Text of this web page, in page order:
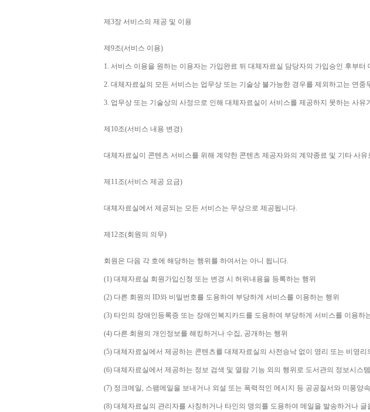
제 3장 서비스의 제공 및 이용
제 9조(서비스 이용)
1. 서비스 이용을 원하는 이용자는 가입완료 뒤 대체자료실 담당자의 가입승인 후부
2. 대체자료실의 모든 서비스는 업무상 또는 기술상 불가능한 경우를 제외하고는 연중
3. 업무상 또는 기술상의 사정으로 인해 대체자료실이 서비스를 제공하지 못하는 사유
제 10조(서비스 내용 변경)
대체자료실이 콘텐츠 서비스를 위해 계약한 콘텐츠 제공자와의 계약종료 및 기타 사
제 11조(서비스 제공 요금)
대체자료실에서 제공되는 모든 서비스는 무상으로 제공됩니다.
제 12조(회원의 의무)
회원은 다음 각 호에 해당하는 행위를 하여서는 아니 됩니다.
(1) 대체자료실 회원가입신청 또는 변경 시 허위내용을 등록하는 행위
(2) 다른 회원의 ID와 비밀번호를 도용하여 부당하게 서비스를 이용하는 행위
(3) 타인의 장애인등록증 또는 장애인복지카드를 도용하여 부당하게 서비스를 이용하
(4) 다른 회원의 개인정보를 해킹하거나 수집, 공개하는 행위
(5) 대체자료실에서 제공하는 콘텐츠를 대체자료실의 사전승낙 없이 영리 또는 비영리
(6) 대체자료실에서 제공하는 정보 검색 및 열람 기능 외의 행위로 도서관의 정보시스
(7) 정크메일 , 스팸메일을 보내거나 외설 또는 폭력적인 메시지 등 공공질서와 미풍양
(8) 대체자료실의 관리자를 사칭하거나 타인의 명의를 도용하여 메일을 발송하거나 글